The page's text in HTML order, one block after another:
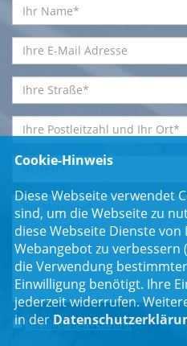
Einwilligungserklärung*
Cookie-Hinweis
Diese Webseite verwendet
sind, um die Webseite zu
diese Webseite Dienste
Webangebot zu verbessern
die Verwendung
Einwilligung benötigt. Ihre
jederzeit widerrufen.
in der